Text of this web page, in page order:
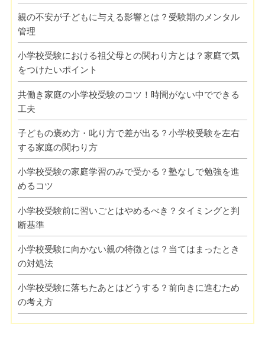
親の不安が子どもに与える影響とは？受験期のメンタル
管理
小学校受験における祖父母との関わり方とは？家庭で気
をつけたいポイント
共働き家庭の小学校受験のコツ！時間がない中でできる
工夫
子どもの褒め方・叱り方で差が出る？小学校受験を左右
する家庭の関わり方
小学校受験の家庭学習のみで受かる？塾なしで勉強を進
めるコツ
小学校受験前に習いごとはやめるべき？タイミングと判
断基準
小学校受験に向かない親の特徴とは？当てはまったとき
の対処法
小学校受験に落ちたあとはどうする？前向きに進むため
の考え方